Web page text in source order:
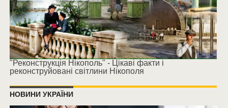
"Реконструкція Нікополь" - Цікаві факти і
реконструйовані світлини Нікополя
НОВИНИ УКРАЇНИ